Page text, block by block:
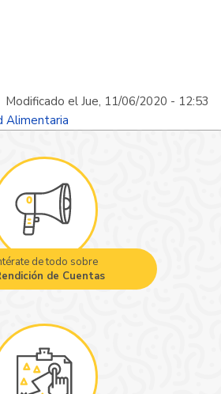
Modificado el Jue, 11/06/2020 - 12:53
Alimentaria
de todo sobre
de Cuentas